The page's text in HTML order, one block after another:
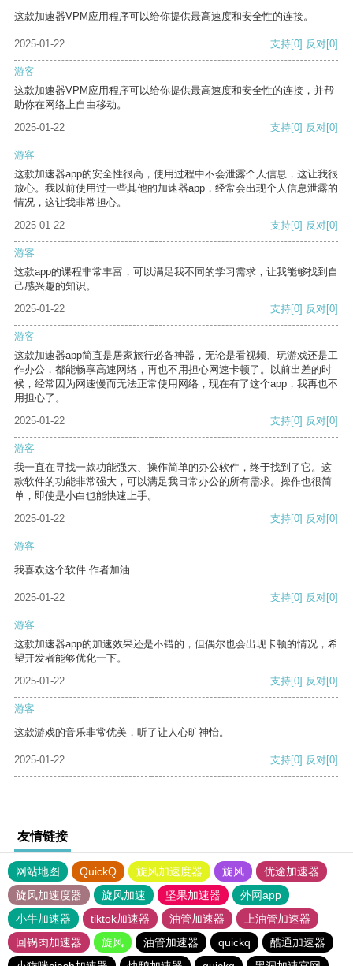
这款加速器VPM应用程序可以给你提供最高速度和安全性的连接。
2025-01-22 支持[0] 反对[0]
游客
这款加速器VPM应用程序可以给你提供最高速度和安全性的连接，并帮
助你在网络上自由移动。
2025-01-22
支持[0] 反对[0]
游客
这款加速器app的安全性很高，使用过程中不会泄露个人信息，这让我很
放心。我以前使用过一些其他的加速器app，经常会出现个人信息泄露的
情况，这让我非常担心。
2025-01-22
支持[0] 反对[0]
游客
这款app的课程非常丰富，可以满足我不同的学习需求，让我能够找到自
己感兴趣的知识。
2025-01-22
支持[0] 反对[0]
游客
这款加速器app简直是居家旅行必备神器，无论是看视频、玩游戏还是工
作办公，都能畅享高速网络，再也不用担心网速卡顿了。以前出差的时
候，经常因为网速慢而无法正常使用网络，现在有了这个app，我再也不
用担心了。
2025-01-22
支持[0] 反对[0]
游客
我一直在寻找一款功能强大、操作简单的办公软件，终于找到了它。这
款软件的功能非常强大，可以满足我日常办公的所有需求。操作也很简
单，即使是小白也能快速上手。
2025-01-22
支持[0] 反对[0]
游客
我喜欢这个软件 作者加油
2025-01-22 支持[0] 反对[0]
游客
这款加速器app的加速效果还是不错的，但偶尔也会出现卡顿的情况，希
望开发者能够优化一下。
2025-01-22
支持[0] 反对[0]
游客
这款游戏的音乐非常优美，听了让人心旷神怡。
2025-01-22 支持[0] 反对[0]
友情链接
网站地图 QuickQ 旋风加速度器 旋风
优途加速器
旋风加速度器
旋风加速 坚果加速器
外网app
小牛加速器
tiktok加速器 油管加速器
上油管加速器
回锅肉加速器
旋风 油管加速器 quickq
酷通加速器